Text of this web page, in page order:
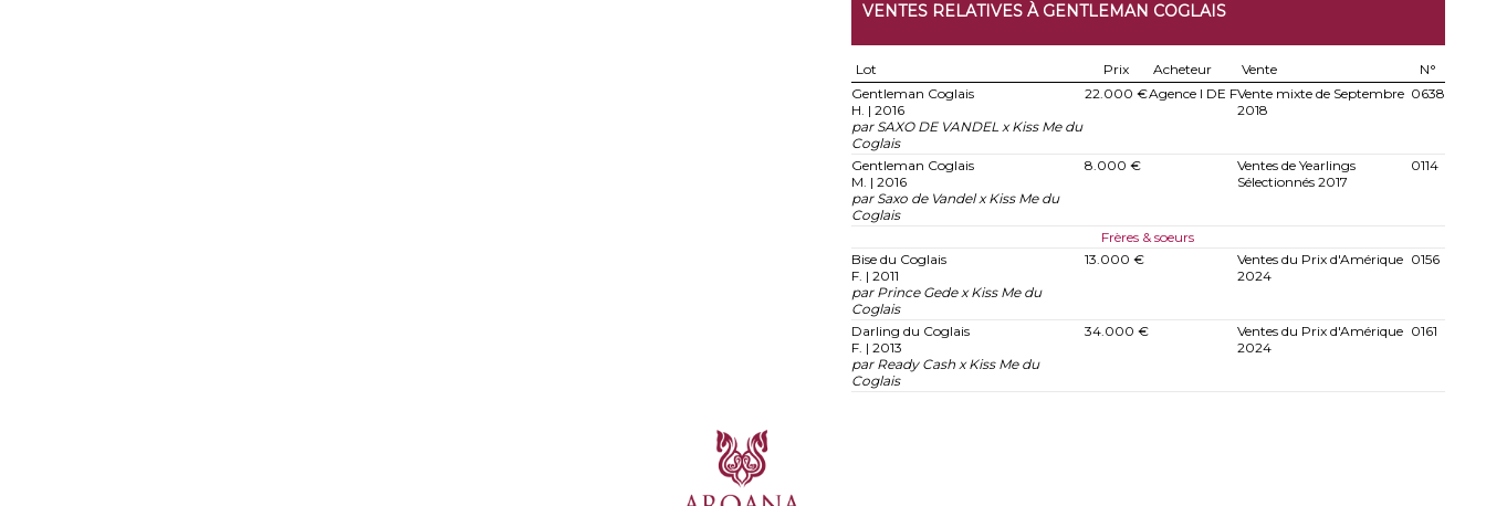
VENTES RELATIVES À GENTLEMAN COGLAIS
Lot Prix Acheteur Vente
N°
Gentleman Coglais
H. | 2016
par SAXO DE VANDEL x Kiss Me du
Coglais
22.000 €Agence I DE FVente mixte de Septembre
2018
0638
Gentleman Coglais
M. | 2016
par Saxo de Vandel x Kiss Me du
Coglais
8.000 €
Ventes de Yearlings
Sélectionnés 2017
0114
Frères & soeurs
Bise du Coglais
F. | 2011
par Prince Gede x Kiss Me du
Coglais
13.000 €
Ventes du Prix d'Amérique
2024
0156
Darling du Coglais
F. | 2013
par Ready Cash x Kiss Me du
Coglais
34.000 €
Ventes du Prix d'Amérique
2024
0161